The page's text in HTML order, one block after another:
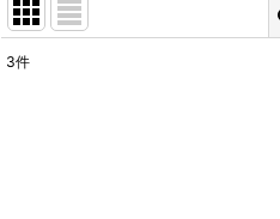
3件